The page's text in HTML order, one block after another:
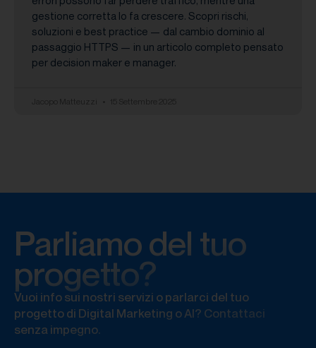
gestione corretta lo fa crescere. Scopri rischi,
soluzioni e best practice — dal cambio dominio al
passaggio HTTPS — in un articolo completo pensato
per decision maker e manager.
Parliamo del tuo
progetto?
Vuoi info sui nostri servizi o parlarci del tuo
progetto di Digital Marketing o AI? Contattaci
senza impegno.